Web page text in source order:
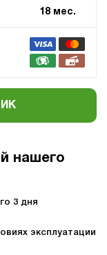
18 мес.
нашего
3 дня
эксплуатации